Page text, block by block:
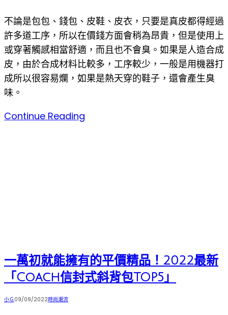
不論是包包、錢包、皮鞋、皮衣，只要是真皮都得經過
許多道工序，所以在價錢方面會稍為昂貴，但是使用上
或穿著觸感相當舒適，而且也不會臭。如果是人造合成
皮，由於合成材料比較多，工序較少，一般是用機器打
成所以很容易爛，如果是熱天穿的鞋子，還會產生臭
味。
Continue Reading
包/
皮
鞋/
一萬初就能擁有的平價精品！2022最新
「Coach信封式斜背包TOP5」
Post
小Ｇ Post
09/09/2022Post
時尚潮流